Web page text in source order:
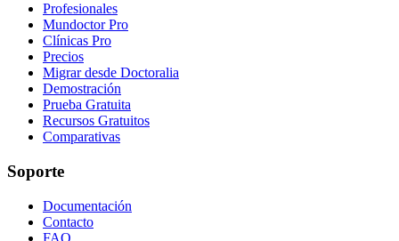
Profesionales
Mundoctor Pro
Clínicas Pro
Precios
Migrar desde Doctoralia
Demostración
Prueba Gratuita
Recursos Gratuitos
Comparativas
Soporte
Documentación
Contacto
FAQ